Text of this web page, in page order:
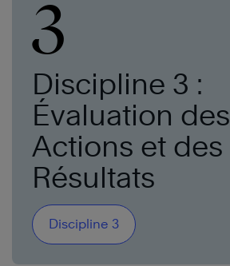
3
Discipline 3 :
Évaluation des
Actions et des
Résultats
Discipline 3